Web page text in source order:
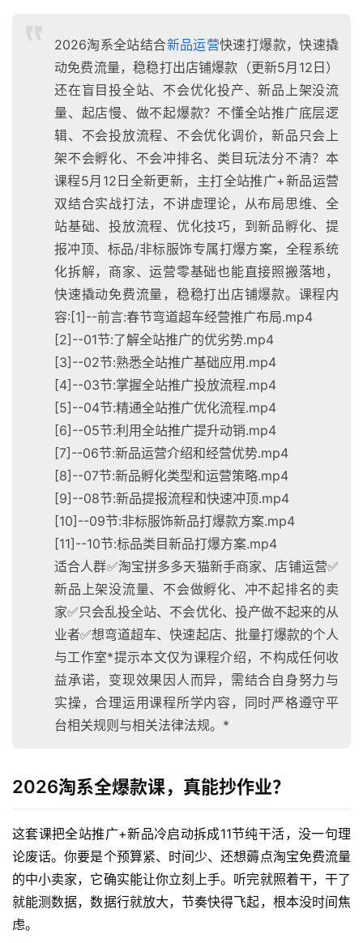
首
2026淘系全站结合新品运营快速打爆款，快速撬
动免费流量，稳稳打出店铺爆款（更新5月12日）
还在盲目投全站、不会优化投产、新品上架没流
量、起店慢、做不起爆款？不懂全站推广底层逻
辑、不会投放流程、不会优化调价，新品只会上
架不会孵化、不会冲排名、类目玩法分不清？本
课程5月12日全新更新，主打全站推广+新品运营
双结合实战打法，不讲虚理论，从布局思维、全
站基础、投放流程、优化技巧，到新品孵化、提
报冲顶、标品/非标服饰专属打爆方案，全程系统
化拆解，商家、运营零基础也能直接照搬落地，
快速撬动免费流量，稳稳打出店铺爆款。课程内
容:[1]--前言:春节弯道超车经营推广布局.mp4
[2]--01节:了解全站推广的优劣势.mp4
[3]--02节:熟悉全站推广基础应用.mp4
[4]--03节:掌握全站推广投放流程.mp4
[5]--04节:精通全站推广优化流程.mp4
[6]--05节:利用全站推广提升动销.mp4
[7]--06节:新品运营介绍和经营优势.mp4
[8]--07节:新品孵化类型和运营策略.mp4
[9]--08节:新品提报流程和快速冲顶.mp4
[10]--09节:非标服饰新品打爆款方案.mp4
[11]--10节:标品类目新品打爆方案.mp4
适合人群✅淘宝拼多多天猫新手商家、店铺运营✅
新品上架没流量、不会做孵化、冲不起排名的卖
家✅只会乱投全站、不会优化、投产做不起来的从
业者✅想弯道超车、快速起店、批量打爆款的个人
与工作室*提示本文仅为课程介绍，不构成任何收
益承诺，变现效果因人而异，需结合自身努力与
实操，合理运用课程所学内容，同时严格遵守平
台相关规则与相关法律法规。*
2026淘系全爆款课，真能抄作业？
这套课把全站推广+新品冷启动拆成11节纯干活，没一句理
论废话。你要是个预算紧、时间少、还想薅点淘宝免费流量
的中小卖家，它确实能让你立刻上手。听完就照着干，干了
就能测数据，数据行就放大，节奏快得飞起，根本没时间焦
虑。